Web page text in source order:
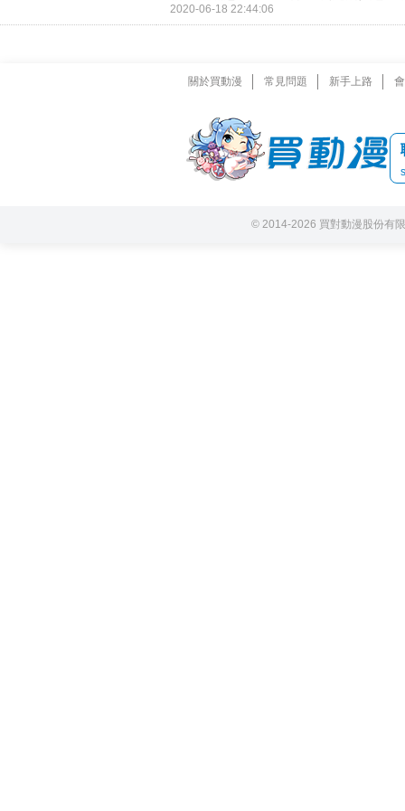
2020-06-18 22:44:06
關於買動漫 常見問題 新手上路
© 2014-2026 買對動漫股份有